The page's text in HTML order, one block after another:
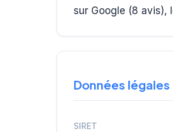
sur Google (8 avis),
Données
SIRET